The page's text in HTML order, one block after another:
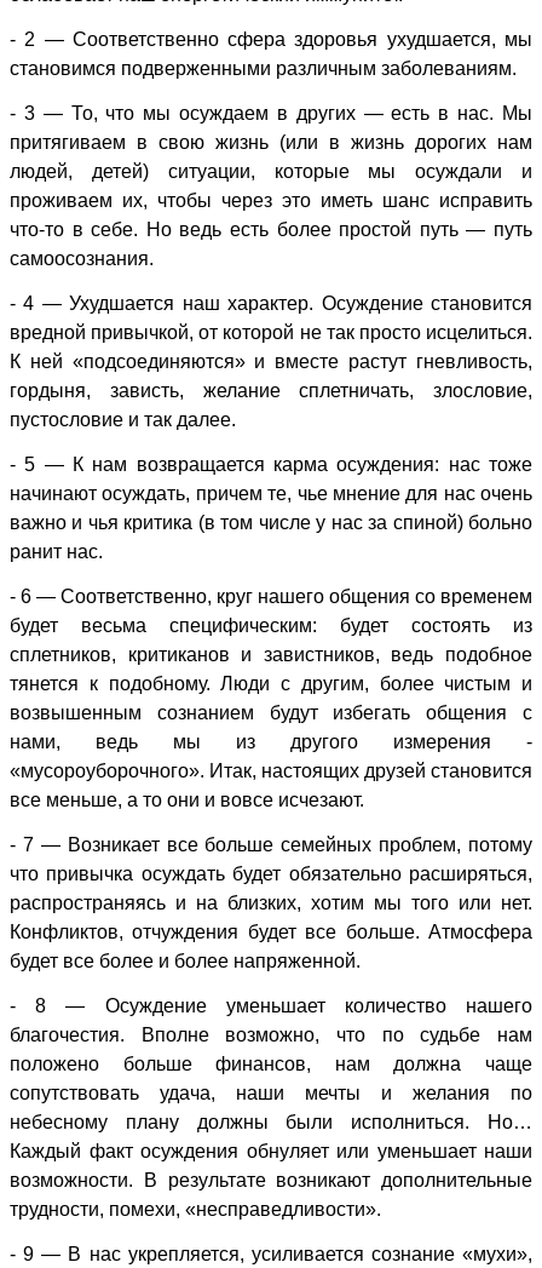
- 2 — Соответственно сфера здоровья ухудшается, мы
становимся подверженными различным заболеваниям.
- 3 — То, что мы осуждаем в других — есть в нас. Мы
притягиваем в свою жизнь (или в жизнь дорогих нам
людей, детей) ситуации, которые мы осуждали и
проживаем их, чтобы через это иметь шанс исправить
что-то в себе. Но ведь есть более простой путь — путь
самоосознания.
- 4 — Ухудшается наш характер. Осуждение становится
вредной привычкой, от которой не так просто исцелиться.
К ней «подсоединяются» и вместе растут гневливость,
гордыня, зависть, желание сплетничать, злословие,
пустословие и так далее.
- 5 — К нам возвращается карма осуждения: нас тоже
начинают осуждать, причем те, чье мнение для нас очень
важно и чья критика (в том числе у нас за спиной) больно
ранит нас.
- 6 — Соответственно, круг нашего общения со временем
будет весьма специфическим: будет состоять из
сплетников, критиканов и завистников, ведь подобное
тянется к подобному. Люди с другим, более чистым и
возвышенным сознанием будут избегать общения с
нами, ведь мы из другого измерения -
«мусороуборочного». Итак, настоящих друзей становится
все меньше, а то они и вовсе исчезают.
- 7 — Возникает все больше семейных проблем, потому
что привычка осуждать будет обязательно расширяться,
распространяясь и на близких, хотим мы того или нет.
Конфликтов, отчуждения будет все больше. Атмосфера
будет все более и более напряженной.
- 8 — Осуждение уменьшает количество нашего
благочестия. Вполне возможно, что по судьбе нам
положено больше финансов, нам должна чаще
сопутствовать удача, наши мечты и желания по
небесному плану должны были исполниться. Но…
Каждый факт осуждения обнуляет или уменьшает наши
возможности. В результате возникают дополнительные
трудности, помехи, «несправедливости».
- 9 — В нас укрепляется, усиливается сознание «мухи»,